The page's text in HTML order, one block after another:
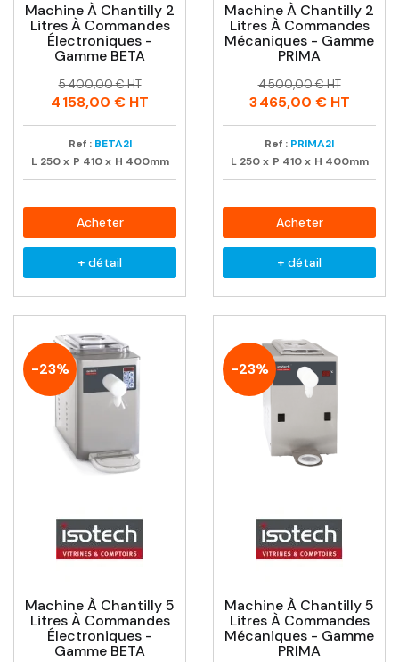
Machine À Chantilly 2
Litres À Commandes
Électroniques -
Gamme BETA
Prix
Prix
habituel
5 400,00 € HT
4 158,00 € HT
Ref : BETA2I
L 250 x P 410 x H 400mm
Acheter
+ détail
Machine À Chantilly 2
Litres À Commandes
Mécaniques - Gamme
PRIMA
Prix
Prix
habituel
4 500,00 € HT
3 465,00 €HT
Ref : PRIMA2I
L 250 x P 410 x H 400mm
Acheter
+ détail
-23%
Machine À Chantilly 5
Litres À Commandes
Électroniques -
Gamme BETA
-23%
Machine À Chantilly 5
Litres À Commandes
Mécaniques - Gamme
PRIMA